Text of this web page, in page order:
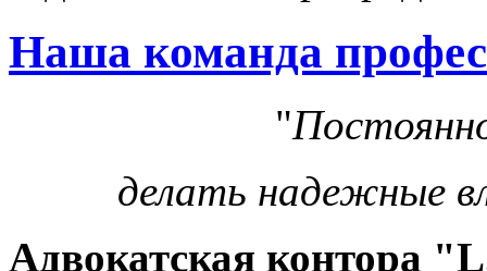
Наша команда
"
делать надежные
Адвокатская контора